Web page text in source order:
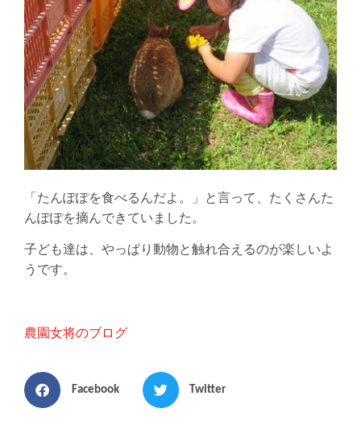
「たんぽぽを食べるんだよ。」と言って、たくさんた
んぽぽを摘んできていました。
子ども達は、やっぱり動物と触れ合えるのが楽しいよ
うです。
農園女将のブログ
Facebook Twitter